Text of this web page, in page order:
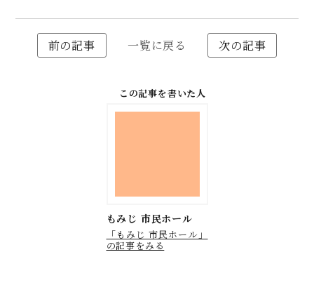
前の記事 一覧に戻る 次の記事
この記事を書いた人
もみじ 市民ホール
「もみじ 市民ホール」
の記事をみる